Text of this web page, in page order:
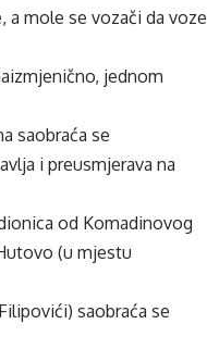
a mole se vozači da voze
jednom
saobraća se
i preusmjerava na
od Komadinovog
(u mjestu
saobraća se